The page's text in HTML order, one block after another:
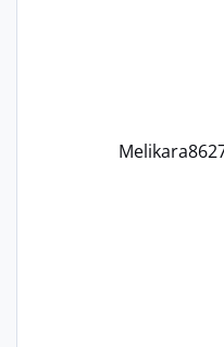
Melikara86